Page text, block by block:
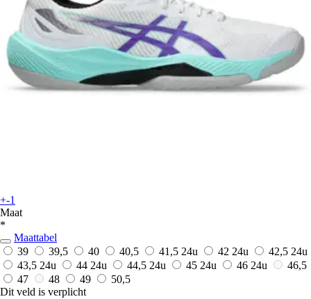
+-1
Maat
*
Maattabel
39
39,5 40 40,5 41,5 24u 42 24u 42,5 24u
43,5 24u 44 24u 44,5 24u 45 24u 46 24u
46,5
47
48 49
50,5
Dit veld is verplicht